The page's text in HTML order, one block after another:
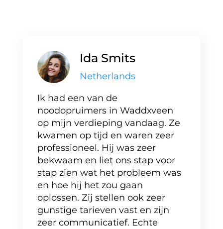
Ida Smits
Netherlands
Ik had een van de
noodopruimers in Waddxveen
op mijn verdieping vandaag. Ze
kwamen op tijd en waren zeer
professioneel. Hij was zeer
bekwaam en liet ons stap voor
stap zien wat het probleem was
en hoe hij het zou gaan
oplossen. Zij stellen ook zeer
gunstige tarieven vast en zijn
zeer communicatief. Echte